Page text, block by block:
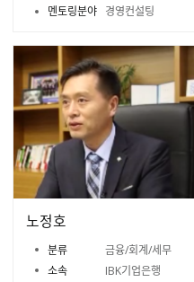
멘토링분야 경영컨설팅
노정호
분류
금융/회계/세무
소속
IBK기업은행